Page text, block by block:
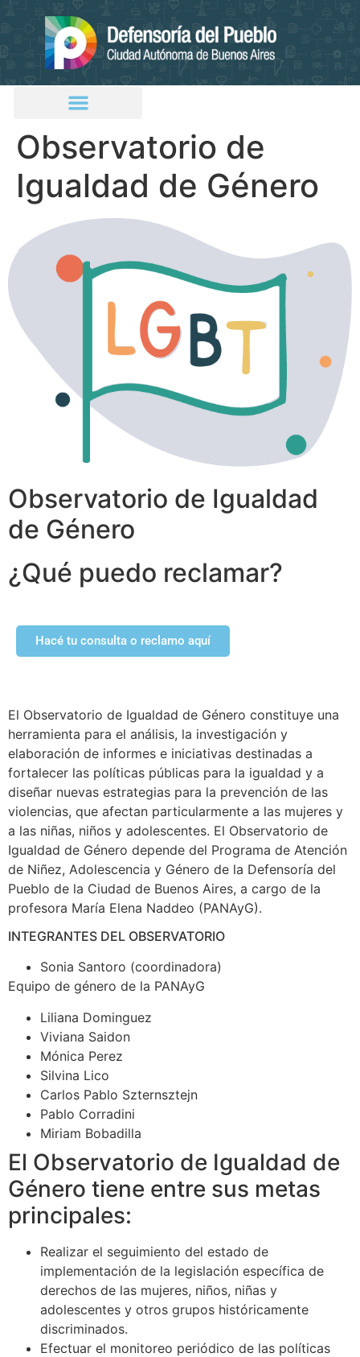
Observatorio de
Igualdad de Género
Observatorio de Igualdad
de Género
¿Qué puedo reclamar?
Hacé tu consulta o reclamo aquí
El Observatorio de Igualdad de Género constituye una
herramienta para el análisis, la investigación y
elaboración de informes e iniciativas destinadas a
fortalecer las políticas públicas para la igualdad y a
diseñar nuevas estrategias para la prevención de las
violencias, que afectan particularmente a las mujeres y
a las niñas, niños y adolescentes. El Observatorio de
Igualdad de Género depende del Programa de Atención
de Niñez, Adolescencia y Género de la Defensoría del
Pueblo de la Ciudad de Buenos Aires, a cargo de la
profesora María Elena Naddeo (PANAyG).
INTEGRANTES DEL OBSERVATORIO
Sonia Santoro (coordinadora)
Equipo de género de la PANAyG
Liliana Dominguez
Viviana Saidon
Mónica Perez
Silvina Lico
Carlos Pablo Szternsztejn
Pablo Corradini
Miriam Bobadilla
El Observatorio de Igualdad de
Género tiene entre sus metas
principales:
Realizar el seguimiento del estado de
implementación de la legislación específica de
derechos de las mujeres, niños, niñas y
adolescentes y otros grupos históricamente
discriminados.
Efectuar el monitoreo periódico de las políticas